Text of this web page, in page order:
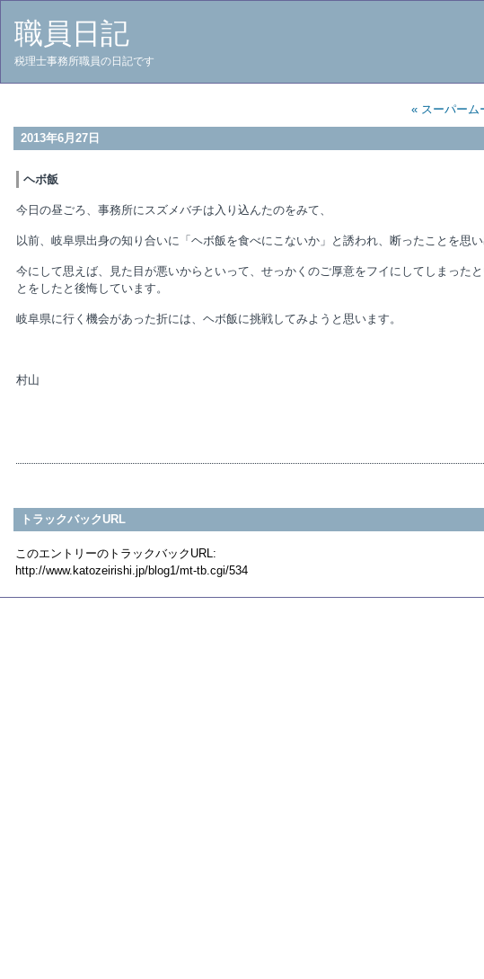
職員日記
税理士事務所職員の日記です
« スーパーム
2013年6月27日
ヘボ飯
今日の昼ごろ、事務所にスズメバチは入り込んたのをみて、
以前、岐阜県出身の知り合いに「ヘボ飯を食べにこないか」と誘われ、断ったことを思い
今にして思えば、見た目が悪いからといって、せっかくのご厚意をフイにしてしまった
とをしたと後悔しています。
岐阜県に行く機会があった折には、ヘボ飯に挑戦してみようと思います。
村山
トラックバックURL
このエントリーのトラックバックURL:
http://www.katozeirishi.jp/blog1/mt-tb.cgi/534